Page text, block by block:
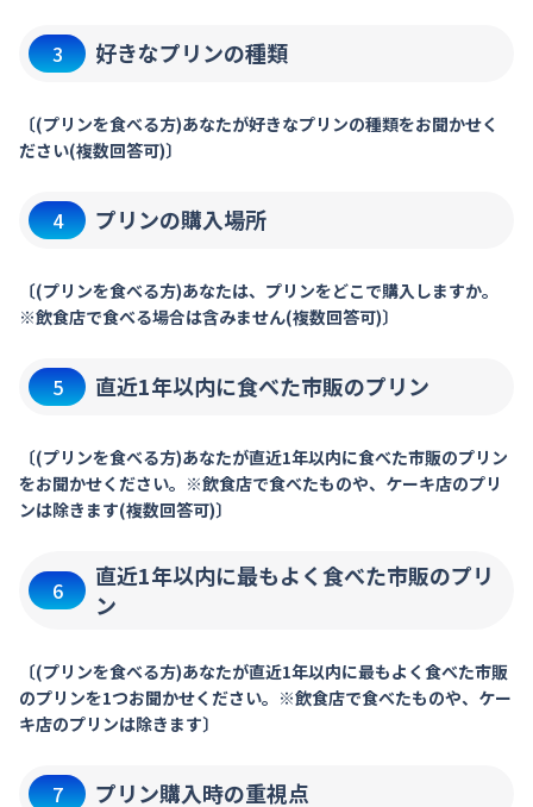
3 好きなプリンの種類
〔(プリンを食べる方)あなたが好きなプリンの種類をお聞かせく
ださい(複数回答可)〕
4 プリンの購入場所
〔(プリンを食べる方)あなたは、プリンをどこで購入しますか。
※飲食店で食べる場合は含みません(複数回答可)〕
5 直近1年以内に食べた市販のプリン
〔(プリンを食べる方)あなたが直近1年以内に食べた市販のプリン
をお聞かせください。※飲食店で食べたものや、ケーキ店のプリ
ンは除きます(複数回答可)〕
6
直近1年以内に最もよく食べた市販のプリ
ン
〔(プリンを食べる方)あなたが直近1年以内に最もよく食べた市販
のプリンを1つお聞かせください。※飲食店で食べたものや、ケー
キ店のプリンは除きます〕
7 プリン購入時の重視点